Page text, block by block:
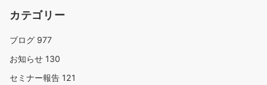
カテゴリー
ブログ 977
お知らせ 130
セミナー報告 121